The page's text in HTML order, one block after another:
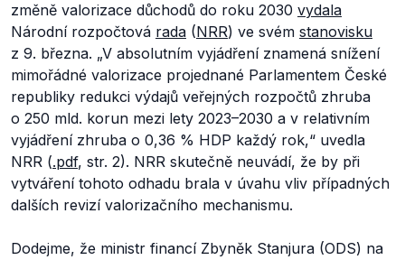
změně valorizace důchodů do roku 2030 vydala
Národní rozpočtová rada (NRR) ve svém stanovisku
z 9. března. „V absolutním vyjádření znamená snížení
mimořádné valorizace projednané Parlamentem České
republiky redukci výdajů veřejných rozpočtů zhruba
o 250 mld. korun mezi lety 2023–2030 a v relativním
vyjádření zhruba o 0,36 % HDP každý rok,“ uvedla
NRR (.pdf, str. 2). NRR skutečně neuvádí, že by při
vytváření tohoto odhadu brala v úvahu vliv případných
dalších revizí valorizačního mechanismu.
Dodejme, že ministr financí Zbyněk Stanjura (ODS) na